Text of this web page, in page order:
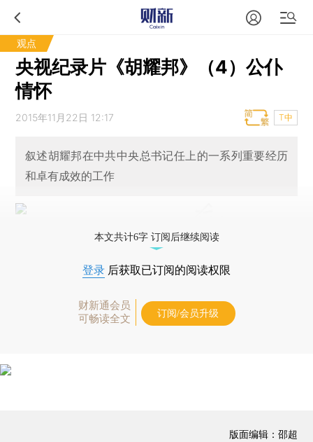
观点
央视纪录片《胡耀邦》（4）公仆
情怀
2015年11月22日 12:17 T中
叙述胡耀邦在中共中央总书记任上的一系列重要经历
和卓有成效的工作
本文共计6字 订阅后继续阅读
登录 后获取已订阅的阅读权限
财新通会员
可畅读全文
订阅/会员升级
版面编辑：邵超